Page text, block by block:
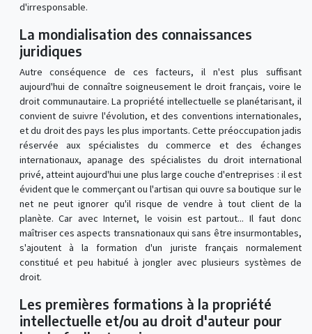
d'irresponsable.
La mondialisation des connaissances
juridiques
Autre conséquence de ces facteurs, il n'est plus suffisant
aujourd'hui de connaître soigneusement le droit français, voire le
droit communautaire. La propriété intellectuelle se planétarisant, il
convient de suivre l'évolution, et des conventions internationales,
et du droit des pays les plus importants. Cette préoccupation jadis
réservée aux spécialistes du commerce et des échanges
internationaux, apanage des spécialistes du droit international
privé, atteint aujourd'hui une plus large couche d'entreprises : il est
évident que le commerçant ou l'artisan qui ouvre sa boutique sur le
net ne peut ignorer qu'il risque de vendre à tout client de la
planète. Car avec Internet, le voisin est partout... Il faut donc
maîtriser ces aspects transnationaux qui sans être insurmontables,
s'ajoutent à la formation d'un juriste français normalement
constitué et peu habitué à jongler avec plusieurs systèmes de
droit.
Les premières formations à la propriété
intellectuelle et/ou au droit d'auteur pour